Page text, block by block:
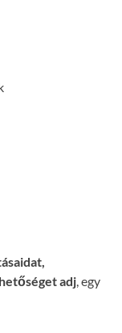
adj , egy